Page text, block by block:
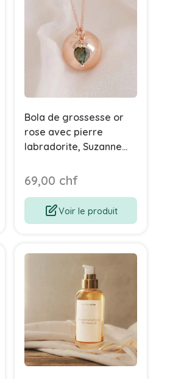
Bola de grossesse or
rose avec pierre
labradorite, Suzanne
69,00 chf
Voir le produit